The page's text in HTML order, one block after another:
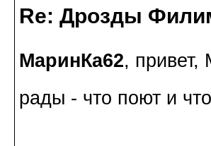
Re: Дрозды
МаринКа62, привет,
рады - что поют и